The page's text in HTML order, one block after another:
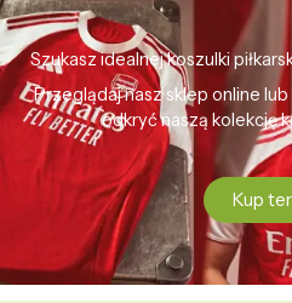
Szukasz idealnej koszulki
Przeglądaj nasz sklep online
odkryć naszą kolekcję
Kup